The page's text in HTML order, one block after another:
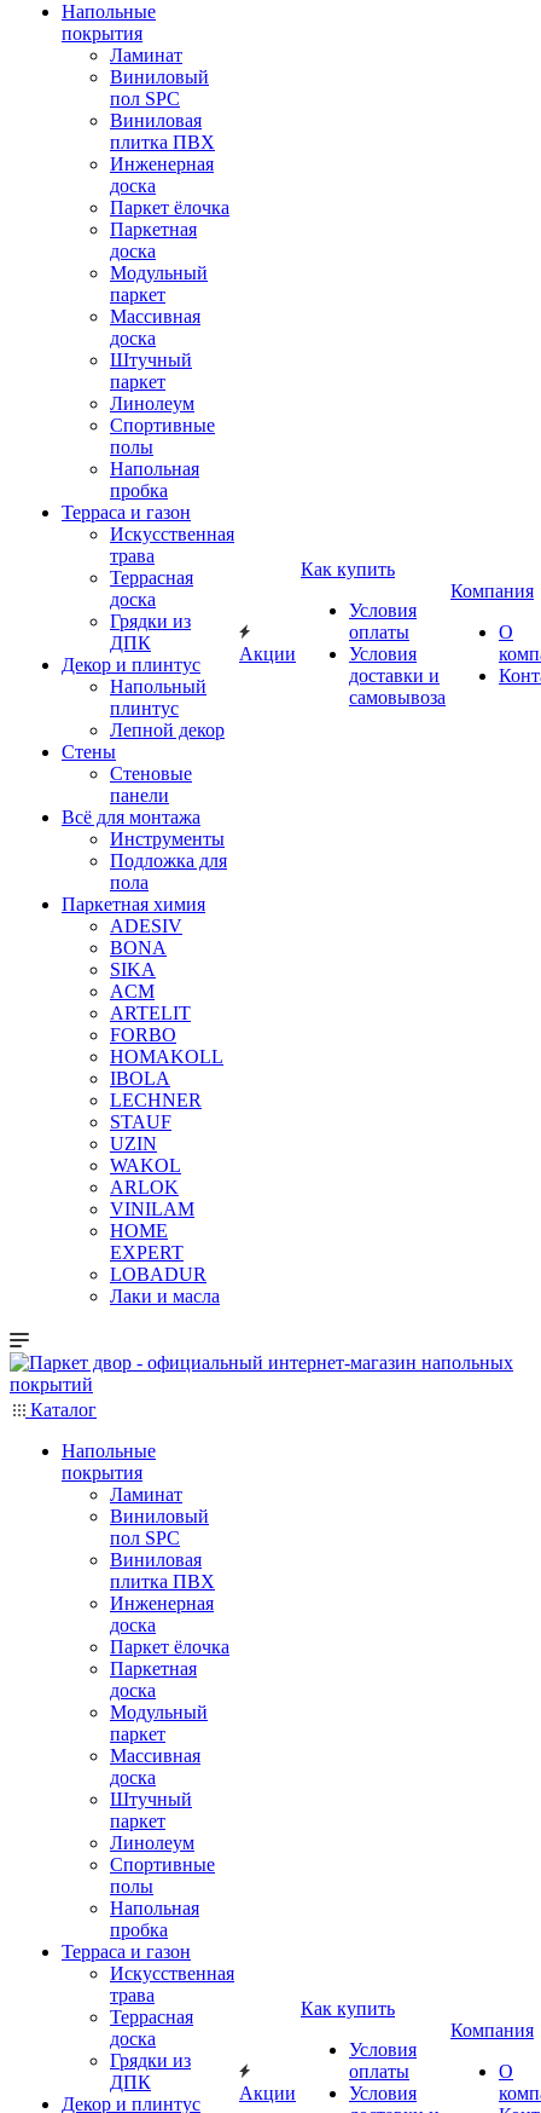
Напольные
покрытия
Ламинат
Виниловый
пол SPC
Виниловая
плитка ПВХ
Инженерная
доска
Паркет ёлочка
Паркетная
доска
Модульный
паркет
Массивная
доска
Штучный
паркет
Линолеум
Спортивные
полы
Напольная
пробка
Терраса и газон
Искусственная
трава
Террасная
доска
Грядки из
ДПК
Декор и плинтус
Напольный
плинтус
Лепной декор
Стены
Стеновые
панели
Всё для монтажа
Инструменты
Подложка для
пола
Паркетная химия
ADESIV
BONA
SIKA
ACM
ARTELIT
FORBO
HOMAKOLL
IBOLA
LECHNER
STAUF
UZIN
WAKOL
ARLOK
VINILAM
HOME
EXPERT
LOBADUR
Лаки и масла
Акции
Как купить
Условия
оплаты
Условия
доставки и
самовывоза
Компания
О
Каталог
Напольные
покрытия
Ламинат
Виниловый
пол SPC
Виниловая
плитка ПВХ
Инженерная
доска
Паркет ёлочка
Паркетная
доска
Модульный
паркет
Массивная
доска
Штучный
паркет
Линолеум
Спортивные
полы
Напольная
пробка
Терраса и газон
Искусственная
трава
Террасная
доска
Грядки из
ДПК
Декор и плинтус
Акции
Как купить
Условия
оплаты
Условия
Компания
О